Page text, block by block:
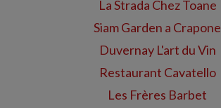
La Strada Chez Toane
Siam Garden a Crapone
Duvernay L'art du Vin
Restaurant Cavatello
Les Frères Barbet